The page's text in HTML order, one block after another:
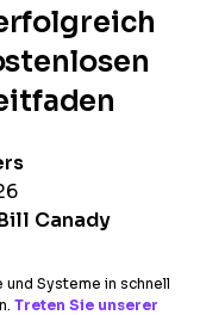
Bill Canady
Systeme in schnell
Treten Sie unserer